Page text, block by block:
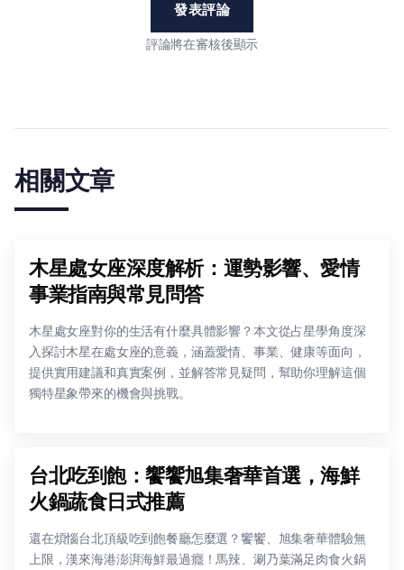
發表評論
評論將在審核後顯示
相關文章
木星處女座深度解析：運勢影響、愛情
事業指南與常見問答
木星處女座對你的生活有什麼具體影響？本文從占星學角度深
入探討木星在處女座的意義，涵蓋愛情、事業、健康等面向，
提供實用建議和真實案例，並解答常見疑問，幫助你理解這個
獨特星象帶來的機會與挑戰。
台北吃到飽：饗饗旭集奢華首選，海鮮
火鍋蔬食日式推薦
還在煩惱台北頂級吃到飽餐廳怎麼選？饗饗、旭集奢華體驗無
上限，漢來海港澎湃海鮮最過癮！馬辣、涮乃葉滿足肉食火鍋